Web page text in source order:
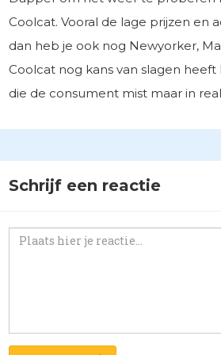
Coolcat. Vooral de lage prijzen en
dan heb je ook nog Newyorker,
Coolcat nog kans van slagen
die de consument mist maar in
Schrijf een reactie